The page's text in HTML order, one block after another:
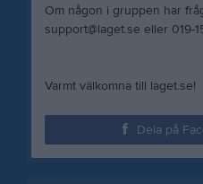
Om någon i gruppen har
support@laget.se eller 019-
Varmt välkomna till laget.se!
Dela på